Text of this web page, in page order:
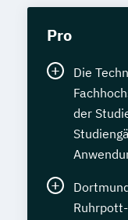
Pro
Die
der